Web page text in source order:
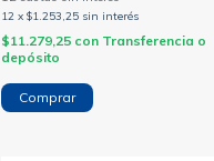
12 x $1.253,25 sin interés
$11.279,25 con Transferencia o
depósito
Comprar